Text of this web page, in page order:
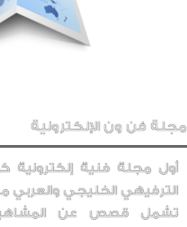
مجلة فن ون الإلكترونية
أول مجلة فنية
الترفيهي الخليجي والعربي
تشمل قصص عن المشاهير